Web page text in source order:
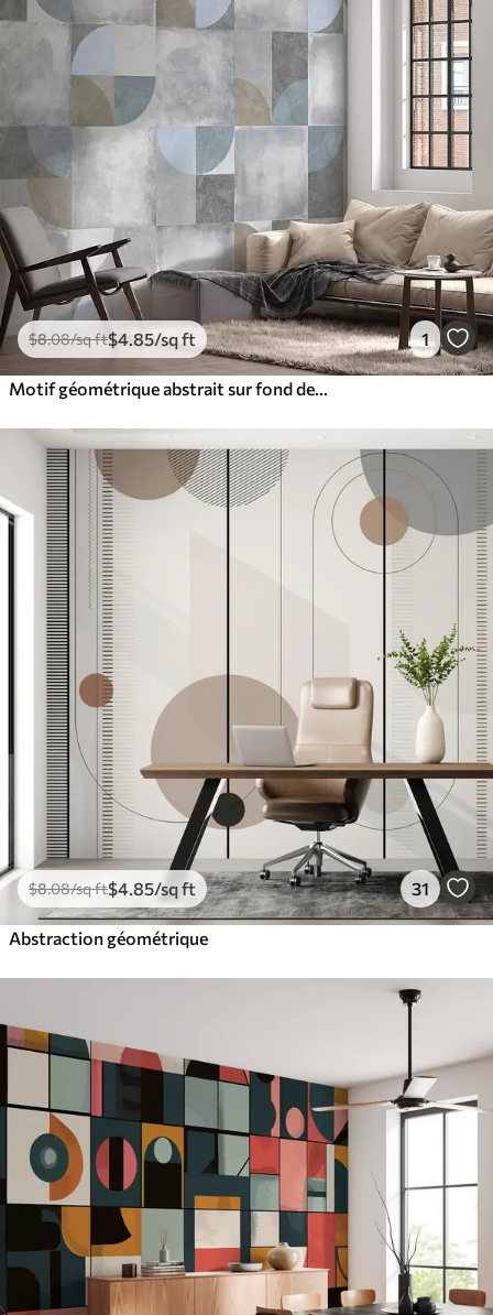
$8.08/sq ft$4 .85/sq ft 1
$8.08/sq ft$4 .85/sq ft 31
Abstraction géométrique